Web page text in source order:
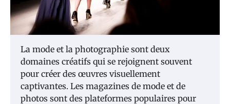
La mode et la photographie sont deux
domaines créatifs qui se rejoignent souvent
pour créer des œuvres visuellement
captivantes. Les magazines de mode et de
photos sont des plateformes populaires pour